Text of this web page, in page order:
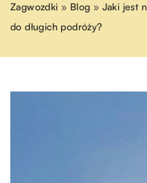
Zagwozdki » Blog » Jaki jest
do długich podróży?